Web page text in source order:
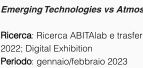
Emerging Technologies vs
Ricerca: Ricerca ABITAlab e
2022; Digital Exhibition
Periodo: gennaio/febbraio 2023